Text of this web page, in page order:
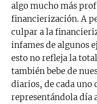
algo mucho más
financierización. A
culpar a la
infames de algunos
esto no refleja la
también bebe de
diarios, de cada uno
representándola día